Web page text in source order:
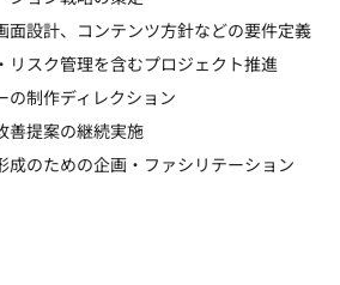
面設計、コンテンツ方針などの要件定義
リスク管理を含むプロジェクト推進
の制作ディレクション
善提案の継続実施
成のための企画・ファシリテーション